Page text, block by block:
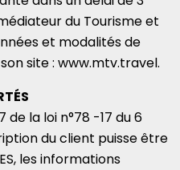
du Tourisme et
et modalités de
site : www.mtv.travel.
de la loi n°78 -17 du 6
du client puisse être
les informations